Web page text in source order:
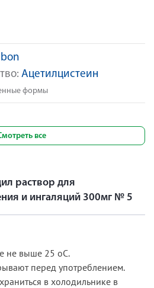
Ацетилцистеин
формы
все
раствор для
и ингаляций 300мг № 5
не выше 25 оС.
перед употреблением.
в холодильнике в